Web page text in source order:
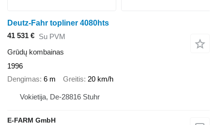
Deutz-Fahr topliner 4080hts
41 531 € Su PVM
Grūdų kombainas
1996
Dengimas 6 m Greitis 20 km/h
Vokietija, De-28816 Stuhr
E-FARM GmbH